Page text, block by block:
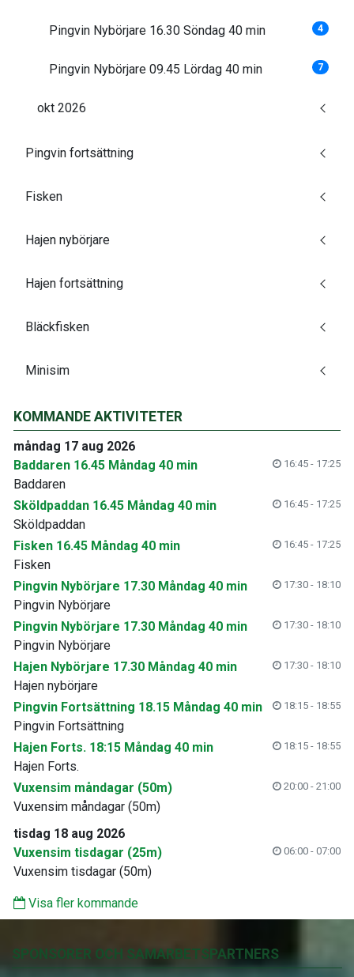
Pingvin Nybörjare 16.30 Söndag 40 min 4
Pingvin Nybörjare 09.45 Lördag 40 min 7
okt 2026
Pingvin fortsättning
Fisken
Hajen nybörjare
Hajen fortsättning
Bläckfisken
Minisim
KOMMANDE AKTIVITETER
måndag 17 aug 2026
Baddaren 16.45 Måndag 40 min
16:45 - 17:25
Baddaren
Sköldpaddan 16.45 Måndag 40 min
16:45 - 17:25
Sköldpaddan
Fisken 16.45 Måndag 40 min
16:45 - 17:25
Fisken
Pingvin Nybörjare 17.30 Måndag 40 min
17:30 - 18:10
Pingvin Nybörjare
Pingvin Nybörjare 17.30 Måndag 40 min
17:30 - 18:10
Pingvin Nybörjare
Hajen Nybörjare 17.30 Måndag 40 min
17:30 - 18:10
Hajen nybörjare
Pingvin Fortsättning 18.15 Måndag 40 min
18:15 - 18:55
Pingvin Fortsättning
Hajen Forts. 18:15 Måndag 40 min
18:15 - 18:55
Hajen Forts.
Vuxensim måndagar (50m)
20:00 - 21:00
Vuxensim måndagar (50m)
tisdag 18 aug 2026
Vuxensim tisdagar (25m)
06:00 - 07:00
Vuxensim tisdagar (50m)
Visa fler kommande
SPONSORER OCH SAMARBETSPARTNERS